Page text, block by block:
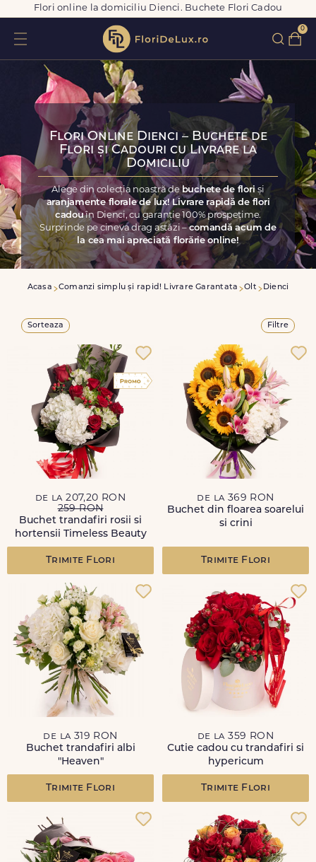
Flori online la domiciliu Dienci. Buchete Flori Cadou
0
Flori Online Dienci – Buchete de
Flori și Cadouri cu Livrare la
Domiciliu
Alege din colecția noastră de buchete de floriși
aranjamente florale de lux! Livrare rapidă de flori
cadouîn Dienci, cu garanție 100% prospețime.
Surprinde pe cineva drag astăzi –comandă acum de
la cea mai apreciată florărie online!
Acasa Comanzi simplu și rapid! Livrare Garantata Olt Dienci
Sorteaza Filtre
de la 207,20 RON
259 RON
Buchet trandafiri rosii si
hortensii Timeless Beauty
Trimite Flori
de la 369 RON
Buchet din floarea soarelui
si crini
Trimite Flori
de la 319 RON
Buchet trandafiri albi
"Heaven"
Trimite Flori
de la 359 RON
Cutie cadou cu trandafiri si
hypericum
Trimite Flori